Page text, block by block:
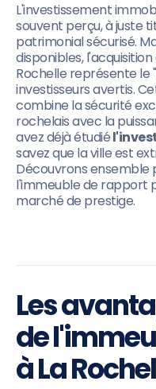
L'investissement
souvent perçu, à juste
patrimonial sécurisé.
disponibles,
Rochelle représente le
investisseurs avertis.
combine la sécurité
rochelais avec la
avez déjà étudié
savez que la ville est
Découvrons
l'immeuble de rapport
marché de prestige.
Les
de
à La